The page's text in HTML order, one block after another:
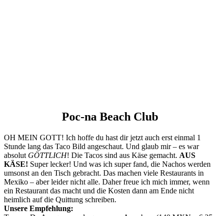
Poc-na Beach Club
OH MEIN GOTT! Ich hoffe du hast dir jetzt auch erst einmal 1
Stunde lang das Taco Bild angeschaut. Und glaub mir – es war
absolut GÖTTLICH! Die Tacos sind aus Käse gemacht. AUS
KÄSE! Super lecker! Und was ich super fand, die Nachos werden
umsonst an den Tisch gebracht. Das machen viele Restaurants in
Mexiko – aber leider nicht alle. Daher freue ich mich immer, wenn
ein Restaurant das macht und die Kosten dann am Ende nicht
heimlich auf die Quittung schreiben.
Unsere Empfehlung: